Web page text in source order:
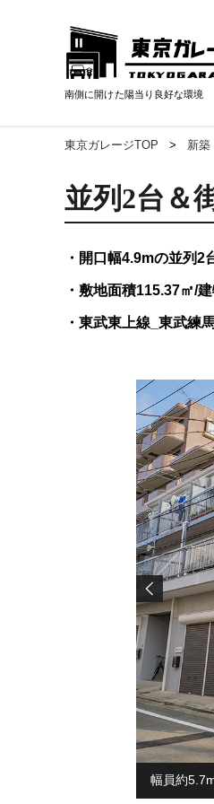
南側に開けた陽当り良好な環境
東京ガレージTOP 新築
並列2台＆
開口幅4.9mの並列2
敷地面積115.37㎡/
東武東上線_東武練
幅員約